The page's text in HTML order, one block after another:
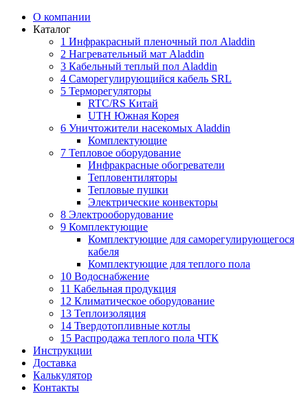
О компании
Каталог
1 Инфракрасный пленочный пол Aladdin
2 Нагревательный мат Aladdin
3 Кабельный теплый пол Aladdin
4 Саморегулирующийся кабель SRL
5 Терморегуляторы
RTC/RS Китай
UTH Южная Корея
6 Уничтожители насекомых Aladdin
Комплектующие
7 Тепловое оборудование
Инфракрасные обогреватели
Тепловентиляторы
Тепловые пушки
Электрические конвекторы
8 Электрооборудование
9 Комплектующие
Комплектующие для саморегулирующегося
кабеля
Комплектующие для теплого пола
10 Водоснабжение
11 Кабельная продукция
12 Климатическое оборудование
13 Теплоизоляция
14 Твердотопливные котлы
15 Распродажа теплого пола ЧТК
Инструкции
Доставка
Калькулятор
Контакты